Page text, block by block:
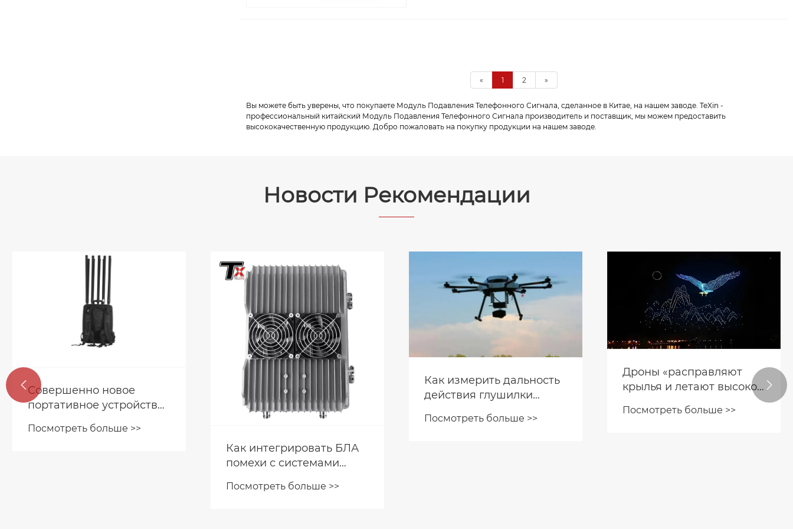
« 1 2 »
Вы можете быть уверены, что покупаете Модуль Подавления Телефонного Сигнала, ​​сделанное в Китае, на нашем заводе. TeXin -
профессиональный китайский Модуль Подавления Телефонного Сигнала производитель и поставщик, мы можем предоставить
высококачественную продукцию. Добро пожаловать на покупку продукции на нашем заводе.
Новости Рекомендации
Клиенты посещают
Модули помех Texin
продаются по всему
миру
Посмотреть больше >>
Совершенно новое
портативное устройство
для защиты от дронов, с
 